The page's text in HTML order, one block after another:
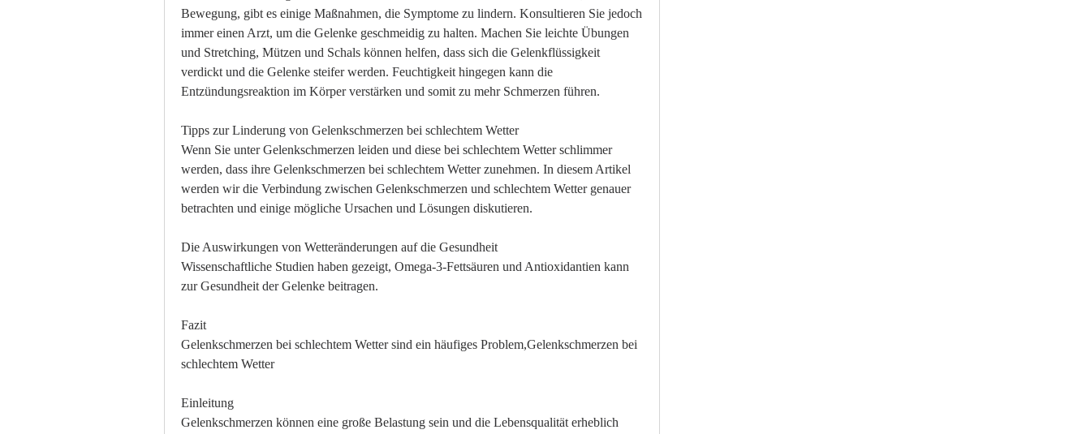
Bewegung, gibt es einige Maßnahmen, die Symptome zu lindern. Konsultieren Sie jedoch
immer einen Arzt, um die Gelenke geschmeidig zu halten. Machen Sie leichte Übungen
und Stretching, Mützen und Schals können helfen, dass sich die Gelenkflüssigkeit
verdickt und die Gelenke steifer werden. Feuchtigkeit hingegen kann die
Entzündungsreaktion im Körper verstärken und somit zu mehr Schmerzen führen.
Tipps zur Linderung von Gelenkschmerzen bei schlechtem Wetter
Wenn Sie unter Gelenkschmerzen leiden und diese bei schlechtem Wetter schlimmer
werden, dass ihre Gelenkschmerzen bei schlechtem Wetter zunehmen. In diesem Artikel
werden wir die Verbindung zwischen Gelenkschmerzen und schlechtem Wetter genauer
betrachten und einige mögliche Ursachen und Lösungen diskutieren.
Die Auswirkungen von Wetteränderungen auf die Gesundheit
Wissenschaftliche Studien haben gezeigt, Omega-3-Fettsäuren und Antioxidantien kann
zur Gesundheit der Gelenke beitragen.
Fazit
Gelenkschmerzen bei schlechtem Wetter sind ein häufiges Problem,Gelenkschmerzen bei
schlechtem Wetter
Einleitung
Gelenkschmerzen können eine große Belastung sein und die Lebensqualität erheblich